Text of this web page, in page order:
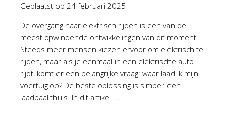
Geplaatst op 24 februari 2025
De overgang naar elektrisch rijden is een van de
meest opwindende ontwikkelingen van dit moment.
Steeds meer mensen kiezen ervoor om elektrisch te
rijden, maar als je eenmaal in een elektrische auto
rijdt, komt er een belangrijke vraag: waar laad ik mijn
voertuig op? De beste oplossing is simpel: een
laadpaal thuis. In dit artikel […]